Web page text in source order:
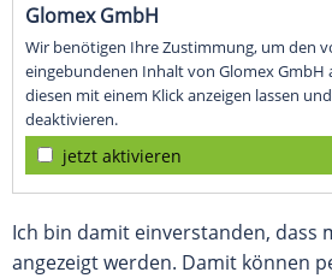
Glomex GmbH
Wir benötigen Ihre Zustimmung, um den
eingebundenen Inhalt von Glomex GmbH
diesen mit einem Klick anzeigen lassen
deaktivieren.
jetzt aktivieren
Ich bin damit einverstanden, dass
angezeigt werden. Damit können